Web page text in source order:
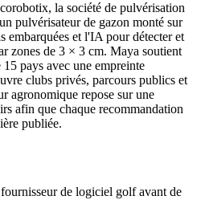
la société de pulvérisation
pulvérisateur de gazon monté sur
embarquées et l'IA pour détecter et
zones de 3 × 3 cm. Maya soutient
pays avec une empreinte
clubs privés, parcours publics et
agronomique repose sur une
afin que chaque recommandation
publiée.
de logiciel golf avant de